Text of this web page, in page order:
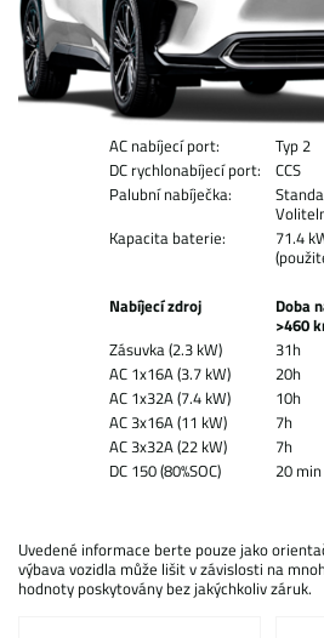
AC nabíjecí port:
Typ 2
DC rychlonabíjecí port:
CCS
Palubní nabíječka:
Kapacita baterie:
71.4
Nabíjecí zdroj
>460
Zásuvka (2.3 kW)
31h
AC 1x16A (3.7 kW)
20h
AC 1x32A (7.4 kW)
10h
AC 3x16A (11 kW)
7h
AC 3x32A (22 kW)
7h
DC 150 (80%SOC)
20 min
Uvedené informace berte pouze jako
výbava vozidla může lišit v závislosti na
hodnoty poskytovány bez jakýchkoliv záruk.